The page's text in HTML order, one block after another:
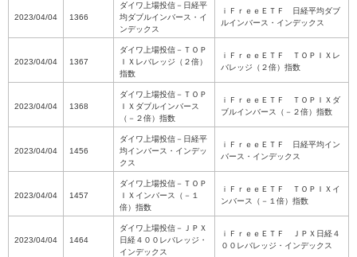
2023/04/04 1366
ダイワ上場投信－日経平
均ダブルインバース・イ
ンデックス
ｉＦｒｅｅＥＴＦ 日経平均ダブ
ルインバース・インデックス
2023/04/04 1367
ダイワ上場投信－ＴＯＰ
ＩＸレバレッジ（２倍）
指数
ｉＦｒｅｅＥＴＦ ＴＯＰＩＸレ
バレッジ（２倍）指数
2023/04/04 1368
ダイワ上場投信－ＴＯＰ
ＩＸダブルインバース
（－２倍）指数
ｉＦｒｅｅＥＴＦ ＴＯＰＩＸダ
ブルインバース（－２倍）指数
2023/04/04 1456
ダイワ上場投信－日経平
均インバース・インデッ
クス
ｉＦｒｅｅＥＴＦ 日経平均イン
バース・インデックス
2023/04/04 1457
ダイワ上場投信－ＴＯＰ
ＩＸインバース（－１
倍）指数
ｉＦｒｅｅＥＴＦ ＴＯＰＩＸイ
ンバース（－１倍）指数
2023/04/04 1464
ダイワ上場投信－ＪＰＸ
日経４００レバレッジ・
インデックス
ｉＦｒｅｅＥＴＦ ＪＰＸ日経４
００レバレッジ・インデックス